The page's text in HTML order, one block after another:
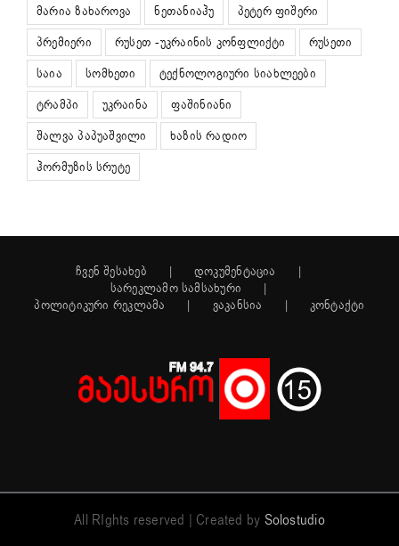
მარია ზახაროვა
ნეთანიაჰუ
პეტერ ფიშერი
პრემიერი
რუსეთ -უკრაინის კონფლიქტი
რუსეთი
საია
სომხეთი
ტექნოლოგიური სიახლეები
ტრამპი
უკრაინა
ფაშინიანი
შალვა პაპუაშვილი
ხაზის რადიო
ჰორმუზის სრუტე
ჩვენ შესახებ
დოკუმენტაცია
სარეკლამო სამსახური
პოლიტიკური რეკლამა
ვაკანსია კონტაქტი
All RIghts reserved | Created by Solostudio